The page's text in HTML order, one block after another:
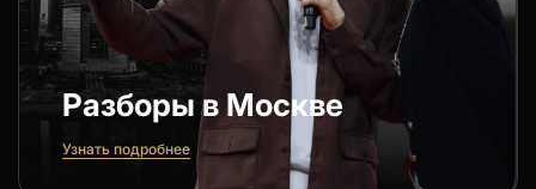
Разборы в Москве
Узнать подробнее